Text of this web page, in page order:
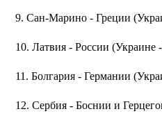
9. Сан-Марино - Греции
10. Латвия - России (Украине
11. Болгария - Германии
12. Сербия - Боснии и